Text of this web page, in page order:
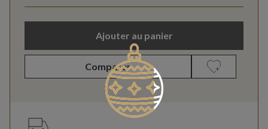
Ajouter au panier
Comparer